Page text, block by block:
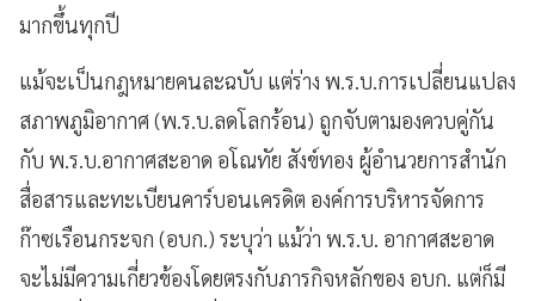
มากขึ้นทุกปี
แม้จะเป็นกฎหมายคนละฉบับ แต่ร่าง พ.ร.บ.การเปลี่ยนแปลง
สภาพภูมิอากาศ (พ.ร.บ.ลดโลกร้อน) ถูกจับตามองควบคู่กัน
กับ พ.ร.บ.อากาศสะอาด อโณทัย สังข์ทอง ผู้อำนวยการสำนัก
สื่อสารและทะเบียนคาร์บอนเครดิต องค์การบริหารจัดการ
ก๊าซเรือนกระจก (อบก.) ระบุว่า แม้ว่า พ.ร.บ. อากาศสะอาด
จะไม่มีความเกี่ยวข้องโดยตรงกับภารกิจหลักของ อบก. แต่ก็มี